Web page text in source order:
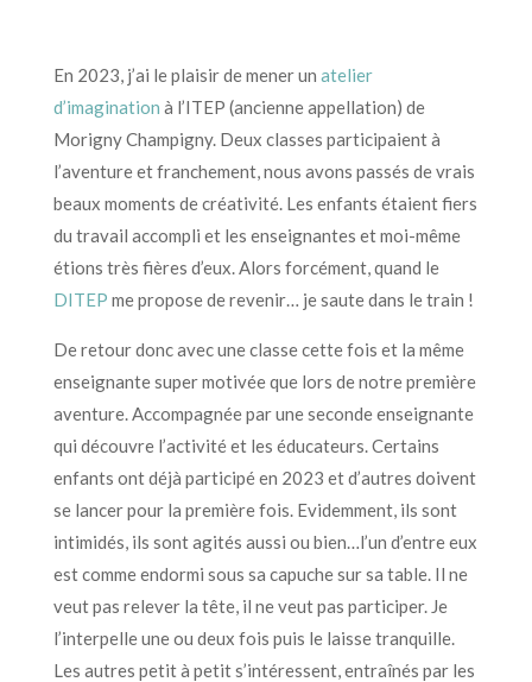
En 2023, j’ai le plaisir de mener un atelier
d’imagination à l’ITEP (ancienne appellation) de
Morigny Champigny. Deux classes participaient à
l’aventure et franchement, nous avons passés de vrais
beaux moments de créativité. Les enfants étaient fiers
du travail accompli et les enseignantes et moi-même
étions très fières d’eux. Alors forcément, quand le
DITEP me propose de revenir… je saute dans le train !
De retour donc avec une classe cette fois et la même
enseignante super motivée que lors de notre première
aventure. Accompagnée par une seconde enseignante
qui découvre l’activité et les éducateurs. Certains
enfants ont déjà participé en 2023 et d’autres doivent
se lancer pour la première fois. Evidemment, ils sont
intimidés, ils sont agités aussi ou bien…l’un d’entre eux
est comme endormi sous sa capuche sur sa table. Il ne
veut pas relever la tête, il ne veut pas participer. Je
l’interpelle une ou deux fois puis le laisse tranquille.
Les autres petit à petit s’intéressent, entraînés par les